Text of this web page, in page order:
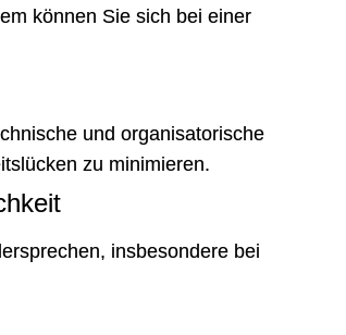
können Sie sich bei einer
und organisatorische
zu minimieren.
insbesondere bei